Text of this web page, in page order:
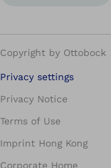
Copyright by Ottobock
Privacy settings
Privacy Notice
Terms of Use
Imprint Hong Kong
Corporate Home